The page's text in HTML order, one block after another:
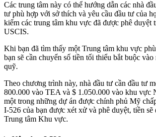
Các trung tâm này có thể hướng dẫn các nhà
tư phù hợp với sở thích và yêu cầu đầu tư của
kiếm các trung tâm khu vực đã được phê duyệt
USCIS.
Khi bạn đã tìm thấy một Trung tâm khu vực
bạn sẽ cần chuyển số tiền tối thiểu bắt buộc
quỹ.
Theo chương trình này, nhà đầu tư cần đầu tư
800.000 vào TEA và $ 1.050.000 vào khu vực
một trong những dự án được chính phủ Mỹ
I-526 của bạn được xét xử và phê duyệt, tiền
Trung tâm Khu vực.